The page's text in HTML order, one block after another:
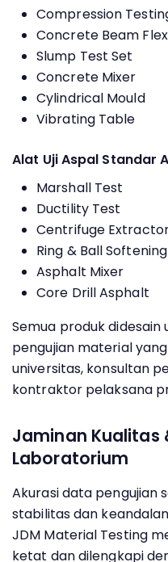
Compression
Concrete Beam
Slump Test Set
Concrete Mixer
Cylindrical Mould
Vibrating Table
Alat Uji Aspal Standar
Marshall Test
Ductility Test
Centrifuge
Ring & Ball
Asphalt Mixer
Core Drill Asphalt
Semua produk
pengujian material
universitas, konsultan
kontraktor pelaksana
Jaminan Kualitas
Laboratorium
Akurasi data pengujian
stabilitas dan
JDM Material Testing
ketat dan dilengkapi